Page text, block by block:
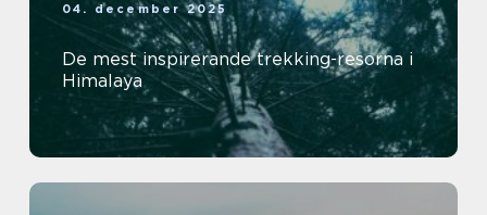
04. december 2025
De mest inspirerande trekking-resorna i
Himalaya